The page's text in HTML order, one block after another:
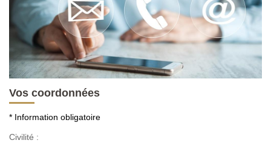
Vos coordonnées
* Information obligatoire
Civilité :